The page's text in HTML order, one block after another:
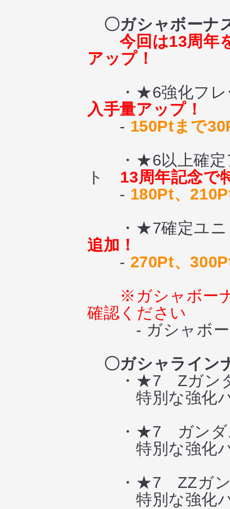
〇ガシャボーナ
今回は13周年
アップ！
・★6強化フレ
入手量アップ！
- 150Ptまで
・★6以上確定ア
ト
13周年記念で
- 180Pt、
・★7確定ユニ
追加！
- 270Pt、
※ガシャボー
確認ください
- ガシャボー
〇ガシャライン
・★7 Zガン
特別な強化パ
・★7 ガンダ
特別な強化パ
・★7 ZZガン
特別な強化パ